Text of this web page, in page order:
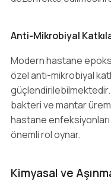
Anti-Mikrobiyal
Modern hastane
özel anti-mikrobiyal
güçlendirilebilmektedir.
bakteri ve mantar
hastane
önemli rol oynar.
Kimyasal ve